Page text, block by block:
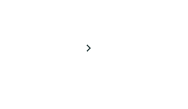
navigate_next